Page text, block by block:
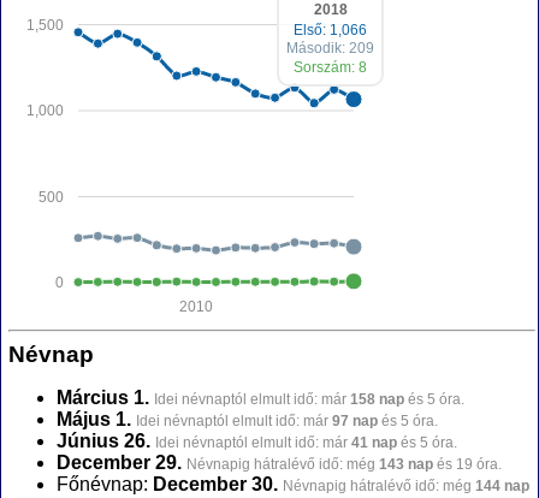
0
500
1,000
1,500
2010
2018
Első: 1,066
Második: 209
Sorszám: 8
Névnap
Március 1. Idei névnaptól elmult idő: már 158 nap és 5 óra.
Május 1. Idei névnaptól elmult idő: már 97 nap és 5 óra.
Június 26. Idei névnaptól elmult idő: már 41 nap és 5 óra.
December 29. Névnapig hátralévő idő: még 143 nap és 19 óra.
Főnévnap: December 30. Névnapig hátralévő idő: még 144 nap